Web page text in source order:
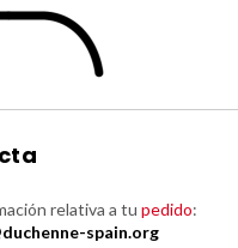
relativa a tu pedido:
spain.org